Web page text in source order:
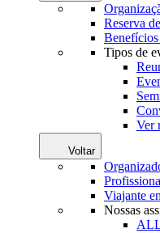
Reserva
Tipos de
Ver
Voltar
Viajante
Nossas